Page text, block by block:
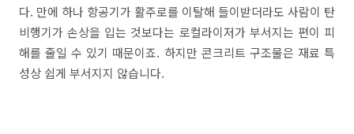
다. 만에 하나 항공기가 활주로를 이탈해 들이받더라도 사람이 탄
비행기가 손상을 입는 것보다는 로컬라이저가 부서지는 편이 피
해를 줄일 수 있기 때문이죠. 하지만 콘크리트 구조물은 재료 특
성상 쉽게 부서지지 않습니다.